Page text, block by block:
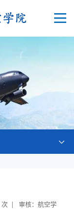
次 | 审核：航空学